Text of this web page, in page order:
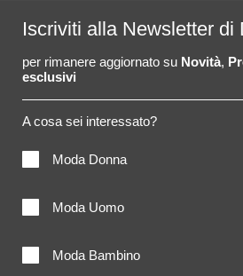
Iscriviti alla Newsletter di
per rimanere aggiornato su Novità,
esclusivi
A cosa sei interessato?
Moda Donna
Moda Uomo
Moda Bambino